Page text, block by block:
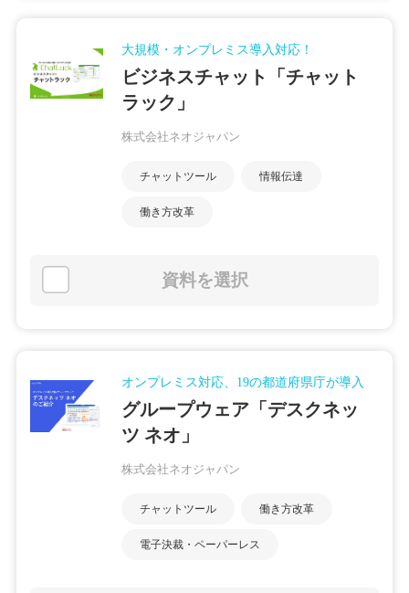
大規模・オンプレミス導入対応！
ビジネスチャット「チャット
ラック」
株式会社ネオジャパン
チャットツール 情報伝達
働き方改革
資料を選択
オンプレミス対応、19の都道府県庁が導入
グループウェア「デスクネッ
ツ ネオ」
株式会社ネオジャパン
チャットツール 働き方改革
電子決裁・ペーパーレス